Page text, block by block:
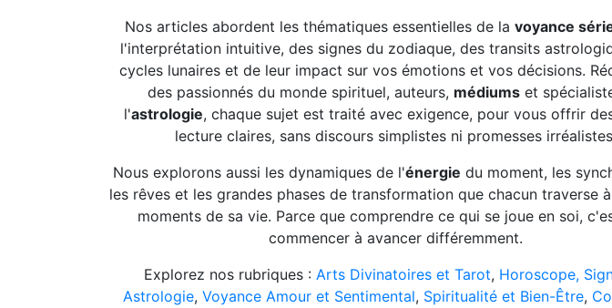
Nos articles abordent les thématiques essentielles de la voyance
l'interprétation intuitive, des signes du zodiaque, des transits
cycles lunaires et de leur impact sur vos émotions et vos décisions.
des passionnés du monde spirituel, auteurs, médiumset
l'astrologie, chaque sujet est traité avec exigence, pour vous offrir
lecture claires, sans discours simplistes ni promesses
Nous explorons aussi les dynamiques de l'énergie du moment, les
les rêves et les grandes phases de transformation que chacun traverse
moments de sa vie. Parce que comprendre ce qui se joue en soi,
commencer à avancer différemment.
Explorez nos rubriques : Arts Divinatoires et Tarot, Horoscope,
Astrologie, Voyance Amour et Sentimental, Spiritualité et Bien-Être,